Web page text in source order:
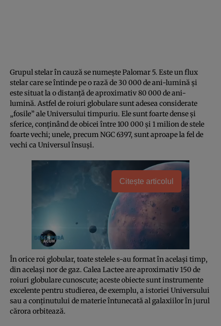
Grupul stelar în cauză se numește Palomar 5. Este un flux
stelar care se întinde pe o rază de 30 000 de ani-lumină și
este situat la o distanță de aproximativ 80 000 de ani-
lumină. Astfel de roiuri globulare sunt adesea considerate
„fosile” ale Universului timpuriu. Ele sunt foarte dense și
sferice, conținând de obicei între 100 000 și 1 milion de stele
foarte vechi; unele, precum NGC 6397, sunt aproape la fel de
vechi ca Universul însuși.
Citește articolul
În orice roi globular, toate stelele s-au format în același timp,
din același nor de gaz. Calea Lactee are aproximativ 150 de
roiuri globulare cunoscute; aceste obiecte sunt instrumente
excelente pentru studierea, de exemplu, a istoriei Universului
sau a conținutului de materie întunecată al galaxiilor în jurul
cărora orbitează.